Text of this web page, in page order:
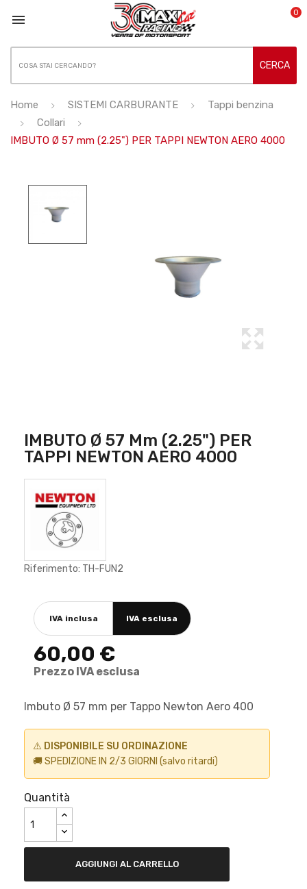
 0
CERCA
Home SISTEMI CARBURANTE
Tappi benzina
Collari
IMBUTO Ø 57 mm (2.25") PER TAPPI NEWTON AERO 4000
IMBUTO Ø 57 Mm (2.25") PER
TAPPI NEWTON AERO 4000
Riferimento: TH-FUN2
IVA inclusa IVA esclusa
60,00 €
Prezzo IVA esclusa
Imbuto Ø 57 mm per Tappo Newton Aero 400
⚠️ DISPONIBILE SU ORDINAZIONE
🚚 SPEDIZIONE IN 2/3 GIORNI (salvo ritardi)
Quantità
AGGIUNGI AL CARRELLO